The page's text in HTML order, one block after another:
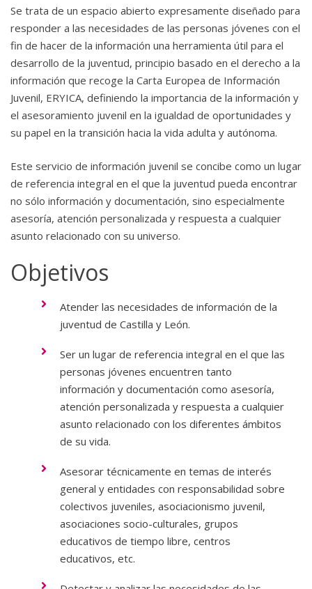
Se trata de un espacio abierto expresamente diseñado para
responder a las necesidades de las personas jóvenes con el
fin de hacer de la información una herramienta útil para el
desarrollo de la juventud, principio basado en el derecho a la
información que recoge la Carta Europea de Información
Juvenil, ERYICA, definiendo la importancia de la información y
el asesoramiento juvenil en la igualdad de oportunidades y
su papel en la transición hacia la vida adulta y autónoma.
Este servicio de información juvenil se concibe como un lugar
de referencia integral en el que la juventud pueda encontrar
no sólo información y documentación, sino especialmente
asesoría, atención personalizada y respuesta a cualquier
asunto relacionado con su universo.
Objetivos
Atender las necesidades de información de la
juventud de Castilla y León.
Ser un lugar de referencia integral en el que las
personas jóvenes encuentren tanto
información y documentación como asesoría,
atención personalizada y respuesta a cualquier
asunto relacionado con los diferentes ámbitos
de su vida.
Asesorar técnicamente en temas de interés
general y entidades con responsabilidad sobre
colectivos juveniles, asociacionismo juvenil,
asociaciones socio-culturales, grupos
educativos de tiempo libre, centros
educativos, etc.